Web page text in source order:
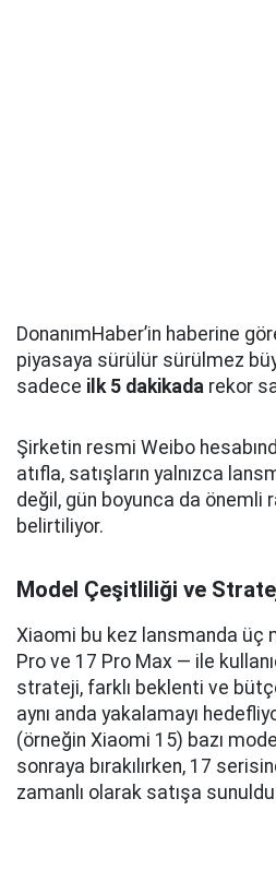
DonanımHaber’in haberine
piyasaya sürülür sürülmez
sadece ilk 5 dakikada rekor
Şirketin resmi Weibo
atıfla, satışların yalnızca
değil, gün boyunca da önemli
belirtiliyor.
Model Çeşitliliği ve
Xiaomi bu kez lansmanda üç
Pro ve 17 Pro Max — ile
strateji, farklı beklenti ve
aynı anda yakalamayı
(örneğin Xiaomi 15) bazı
sonraya bırakılırken, 17
zamanlı olarak satışa